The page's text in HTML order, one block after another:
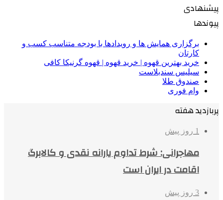
پیشنهادی
پیوندها
برگزاری همایش ها و رویدادها با بودجه متناسب کسب و
کارتان
خرید بهترین قهوه | خرید قهوه | قهوه گرنیکا کافی
سیلیس سندبلاست
صندوق طلا
وام فوری
پربازدید هفته
1 روز پیش
مهاجرانی: شرط تداوم یارانه نقدی و کالابرگ
اقامت در ایران است
3 روز پیش